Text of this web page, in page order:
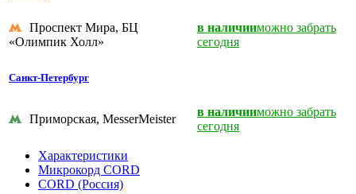
Проспект Мира, БЦ
«Олимпик Холл»
в наличииможно забрать
сегодня
Санкт-Петербург
Приморская, MesserMeister
в наличииможно забрать
сегодня
Характеристики
Микрокорд CORD
CORD (Россия)